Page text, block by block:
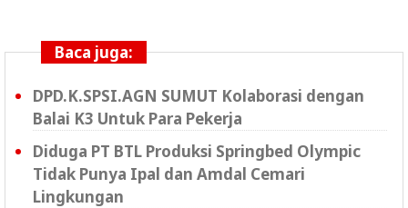
Baca juga:
DPD.K.SPSI.AGN SUMUT Kolaborasi dengan
Balai K3 Untuk Para Pekerja
Diduga PT BTL Produksi Springbed Olympic
Tidak Punya Ipal dan Amdal Cemari
Lingkungan